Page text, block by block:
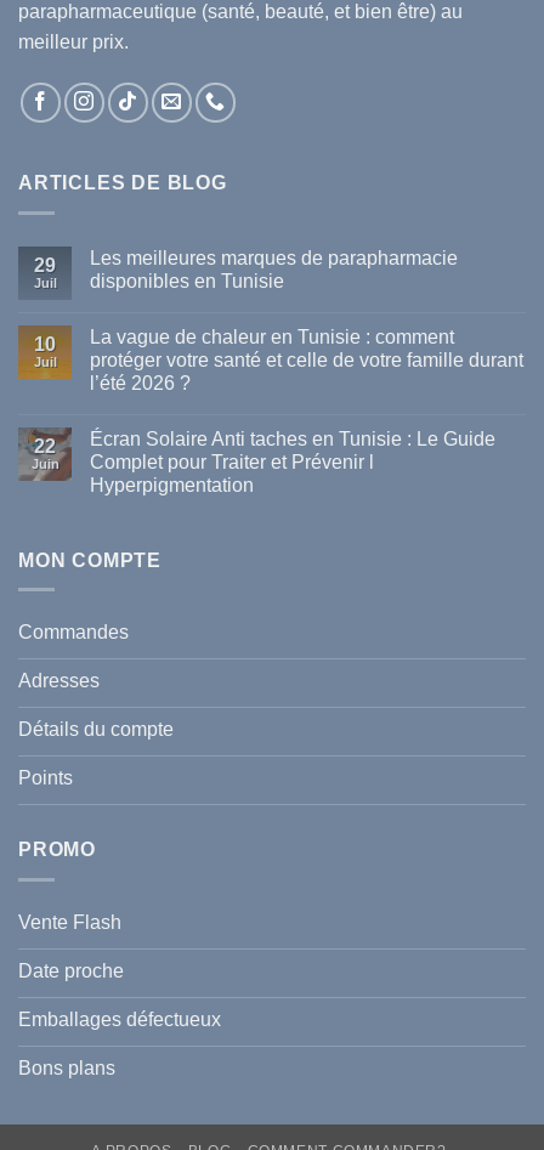
parapharmaceutique (santé, beauté, et bien être) au
meilleur prix.
ARTICLES DE BLOG
29
Juil
Les meilleures marques de parapharmacie
disponibles en Tunisie
sur
meilleures
marques
disponibles
en
Tunisie
10
Juil
La vague de chaleur en Tunisie : comment
protéger votre santé et celle de votre famille durant
l’été 2026 ?
sur
La
vague
de
comment
et
celle
de
votre
famille
durant
l’été
2026
?
22
Juin
Écran Solaire Anti taches en Tunisie : Le Guide
Complet pour Traiter et Prévenir l
Hyperpigmentation
Écran
Solaire
Tunisie
Guide
Traiter
Prévenir
MON COMPTE
Commandes
Adresses
Détails du compte
Points
PROMO
Vente Flash
Date proche
Emballages défectueux
Bons plans